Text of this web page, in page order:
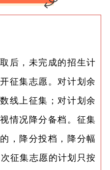
后，未完成的招生计
征集志愿。对计划余
线上征集；对计划余
情况降分备档。征集
，降分投档，降分幅
征集志愿的计划只按